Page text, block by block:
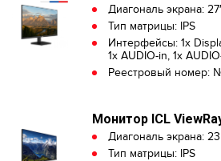
Диагональ экрана:
Тип матрицы: IPS
Интерфейсы: 1x
1x AUDIO-in, 1x
Реестровый номер:
Монитор ICL
Диагональ экрана:
Тип матрицы: IPS